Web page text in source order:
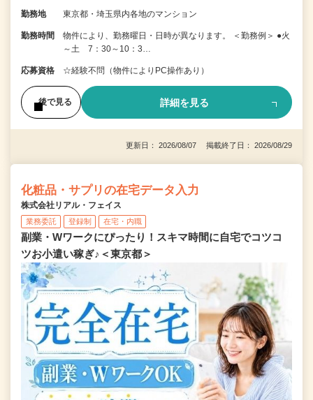
勤務地 東京都・埼玉県内各地のマンション
勤務時間
物件により、勤務曜日・日時が異なります。 ＜勤務例＞ ●火
～土 7：30～10：3…
応募資格 ☆経験不問（物件によりPC操作あり）
後で見る 詳細を見る
更新日： 2026/08/07 掲載終了日： 2026/08/29
化粧品・サプリの在宅データ入力
株式会社リアル・フェイス
業務委託 登録制 在宅・内職
副業・Wワークにぴったり！スキマ時間に自宅でコツコ
ツお小遣い稼ぎ♪＜東京都＞